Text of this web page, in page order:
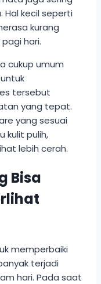
Hal kecil seperti
kurang
hari.
cukup umum
tersebut
yang tepat.
yang sesuai
kulit pulih,
lebih cerah.
Bisa
memperbaiki
terjadi
hari. Pada saat